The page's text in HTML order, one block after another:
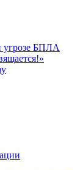
угрозе БПЛА